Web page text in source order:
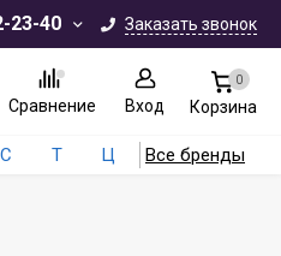
23-40 Заказать звонок
Сравнение Вход
0
Корзина
С Т Ц Все бренды